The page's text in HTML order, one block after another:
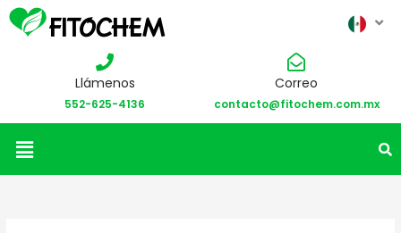
Llámenos
552-625-4136
Correo
contacto@fitochem.com.mx
Menú